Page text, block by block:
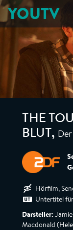
YOUTV
THE
BLUT,
Hörfilm,
Untertitel
Darsteller:
Macdonald